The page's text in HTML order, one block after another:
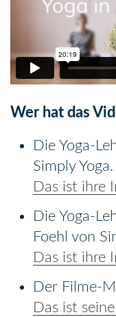
Wer hat das
Die Yoga-
Simply Yoga.
Das ist ihre
Die Yoga-
Foehl von
Das ist ihre
Der Filme-
Das ist